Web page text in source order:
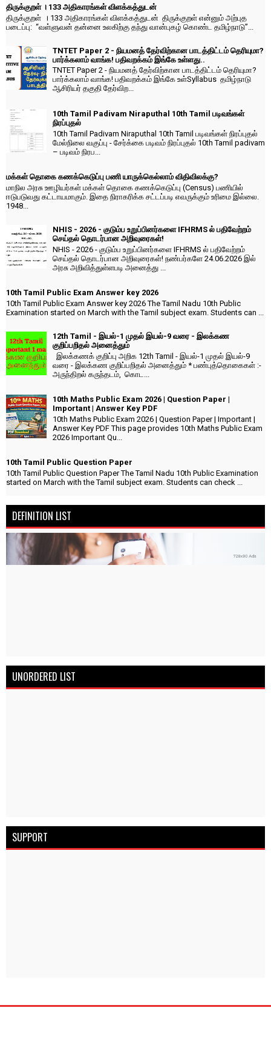
திருக்குறள் । 133 அதிகாரங்கள் விளக்கத்துடன்
திருக்குறள் । 133 அதிகாரங்கள் விளக்கத்துடன் திருக்குறள் என்னும் அற்புத
படைப்பு: “வள்ளுவன் தன்னை உலகிற்கு தந்து வான்புகழ் கொண்ட தமிழ்நாடு”...
TNTET Paper 2 - நியமனத் தேர்விற்கான பாடத்திட்டம் தெரியுமா?
பார்க்கலாம் வாங்க! பதிவறக்கம் இங்கே உள்ளது..
TNTET Paper 2 - நியமனத் தேர்விற்கான பாடத்திட்டம் தெரியுமா?
பார்க்கலாம் வாங்க! பதிவறக்கம் இங்கே உள்Syllabus தமிழ்நாடு
ஆசிரியர் தகுதி தேர்விற...
10th Tamil Padivam Niraputhal 10th Tamil படிவங்கள்
நிரப்புதல்
10th Tamil Padivam Niraputhal 10th Tamil படிவங்கள் நிரப்புதல்
மேல்நிலை வகுப்பு - சேர்க்கை படிவம் நிரப்புதல் 10th Tamil padivam
– படிவம் நிரப...
மக்கள் தொகை கணக்கெடுப்பு பணி யாருக்கெல்லாம் விதிவிலக்கு?
மாநில அரசு ஊழியர்கள் மக்கள் தொகை கணக்கெடுப்பு (Census) பணியில்
ஈடுபடுவது கட்டாயமாகும். இதை நிராகரிக்க சட்டப்படி எவருக்கும் உரிமை இல்லை.
1948...
NHIS - 2026 - குடும்ப உறுப்பினர்களை IFHRMS ல் பதிவேற்றம்
செய்தல் தொடர்பான அறிவுரைகள்!
NHIS - 2026 - குடும்ப உறுப்பினர்களை IFHRMS ல் பதிவேற்றம்
செய்தல் தொடர்பான அறிவுரைகள்! நண்பர்களே 24.06.2026 இல்
அரசு அறிவித்துள்ளபடி அனைத்து ...
10th Tamil Public Exam Answer key 2026
10th Tamil Public Exam Answer key 2026 The Tamil Nadu 10th Public
Examination started on March with the Tamil subject exam. Students can ...
12th Tamil - இயல்-1 முதல் இயல்-9 வரை - இலக்கண
குறிப்பறிதல் அனைத்தும்
இலக்கணக் குறிப்பு அறிக 12th Tamil - இயல்-1 முதல் இயல்-9
வரை - இலக்கண குறிப்பறிதல் அனைத்தும் * பண்புத்தொகைகள் :-
அருந்திறல் கருந்தடம், கொட...
10th Maths Public Exam 2026 | Question Paper |
Important | Answer Key PDF
10th Maths Public Exam 2026 | Question Paper | Important |
Answer Key PDF This page provides 10th Maths Public Exam
2026 Important Qu...
10th Tamil Public Question Paper
10th Tamil Public Question Paper The Tamil Nadu 10th Public Examination
started on March with the Tamil subject exam. Students can check ...
DEFINITION LIST
UNORDERED LIST
SUPPORT